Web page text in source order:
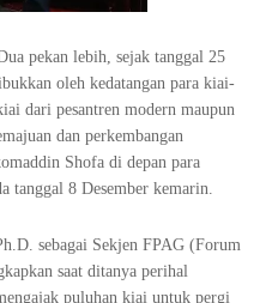
pekan lebih, sejak tanggal 25
oleh kedatangan para kiai-
dari pesantren modern maupun
dan perkembangan
Shofa di depan para
tanggal 8 Desember kemarin.
sebagai Sekjen FPAG (Forum
saat ditanya perihal
puluhan kiai untuk pergi